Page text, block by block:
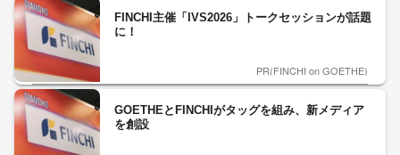
FINCHI主催「IVS2026」トークセッションが話題
に！
PR(FINCHI on GOETHE)
GOETHEとFINCHIがタッグを組み、新メディア
を創設